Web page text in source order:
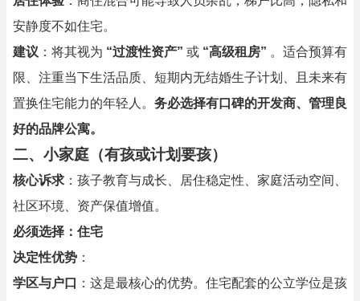
安静度不如住宅。
建议 ：将其视为 “过渡性资产” 或 “高级租房” 。适合预算有
限、注重当下生活品质、短期内无结婚生子计划、且未来有
置换住宅能力的年轻人。 务必选择有口碑的开发商、管理良
好的品牌公寓。
二、小家庭（有孩或计划要孩）
核心诉求 ：孩子教育与成长、居住稳定性、家庭活动空间、
社区环境、资产保值增值。
必须选择：住宅
决定性优势 ：
学区与户口
：这是最核心的优势。住宅配套的公立学位是孩